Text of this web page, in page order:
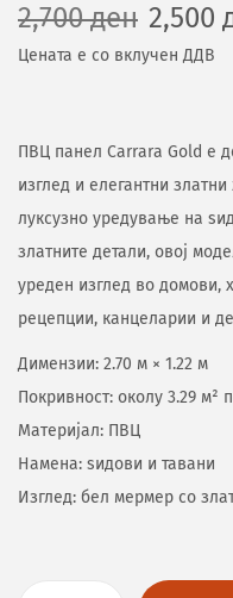
2,700ден 2,500
Цената е со вклучен ДДВ
ПВЦ панел Carrara Gold е
изглед и елегантни
луксузно уредување на
златните детали, овој
уреден изглед во домови,
рецепции, канцеларии и
Димензии: 2.70 м × 1.22 м
Покривност: околу 3.29 м²
Материјал: ПВЦ
Намена: ѕидови и тавани
Изглед: бел мермер со